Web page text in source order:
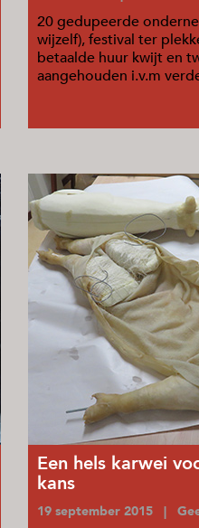
20 gedupeerde
wijzelf), festival ter
betaalde huur kwijt en
aangehouden i.v.m
Een hels karwei
kans
19 september 2015 |